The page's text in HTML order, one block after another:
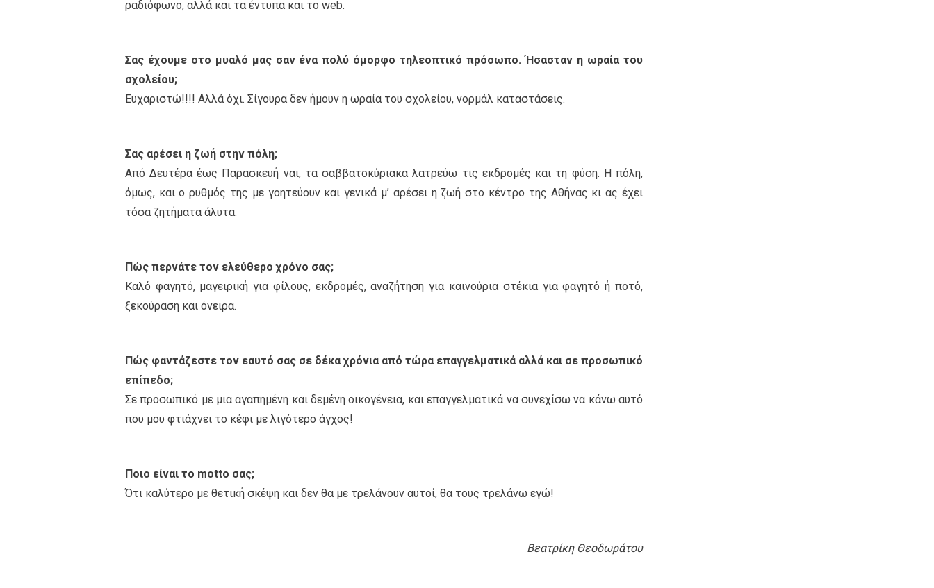
ραδιόφωνο, αλλά και τα έντυπα και το web.
Σας έχουμε στο μυαλό μας σαν ένα πολύ όμορφο τηλεοπτικό πρόσωπο. Ήσασταν η ωραία του
σχολείου;
Ευχαριστώ!!!! Αλλά όχι. Σίγουρα δεν ήμουν η ωραία του σχολείου, νορμάλ καταστάσεις.
Σας αρέσει η ζωή στην πόλη;
Από Δευτέρα έως Παρασκευή ναι, τα σαββατοκύριακα λατρεύω τις εκδρομές και τη φύση. Η πόλη,
όμως, και ο ρυθμός της με γοητεύουν και γενικά μ’ αρέσει η ζωή στο κέντρο της Αθήνας κι ας έχει
τόσα ζητήματα άλυτα.
Πώς περνάτε τον ελεύθερο χρόνο σας;
Καλό φαγητό, μαγειρική για φίλους, εκδρομές, αναζήτηση για καινούρια στέκια για φαγητό ή ποτό,
ξεκούραση και όνειρα.
Πώς φαντάζεστε τον εαυτό σας σε δέκα χρόνια από τώρα επαγγελματικά αλλά και σε προσωπικό
επίπεδο;
Σε προσωπικό με μια αγαπημένη και δεμένη οικογένεια, και επαγγελματικά να συνεχίσω να κάνω αυτό
που μου φτιάχνει το κέφι με λιγότερο άγχος!
Ποιο είναι το motto σας;
Ότι καλύτερο με θετική σκέψη και δεν θα με τρελάνουν αυτοί, θα τους τρελάνω εγώ!
Bεατρίκη Θεοδωράτου